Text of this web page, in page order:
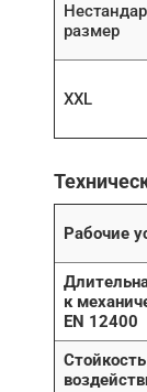
размер
XXL
Рабочие
к
EN 12400